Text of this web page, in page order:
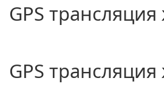
GPS
GPS